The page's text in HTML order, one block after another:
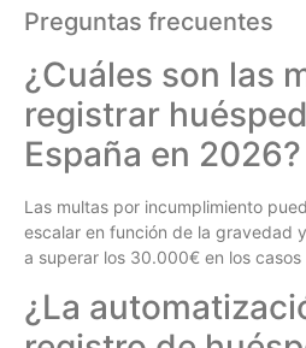
Preguntas frecuentes
¿Cuáles son las
registrar
España en 2026?
Las multas por incumplimiento
escalar en función de la gravedad
a superar los 30.000€ en los casos
¿La